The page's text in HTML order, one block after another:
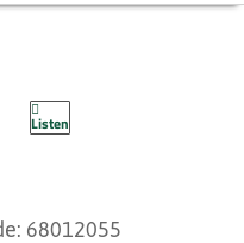
Listen(PLAN
68012055